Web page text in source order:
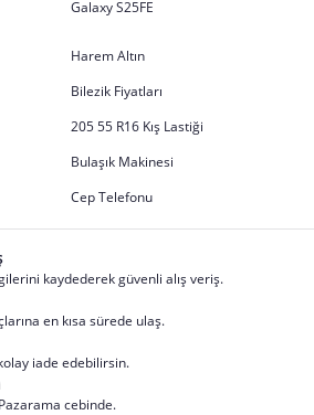
Galaxy S25FE
Harem Altın
Bilezik Fiyatları
205 55 R16 Kış Lastiği
Bulaşık Makinesi
Cep Telefonu
kaydederek güvenli alış veriş.
en kısa sürede ulaş.
iade edebilirsin.
cebinde.